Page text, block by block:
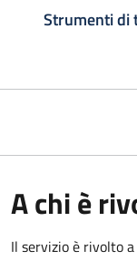
Strumenti di
A chi è
Il servizio è rivolto